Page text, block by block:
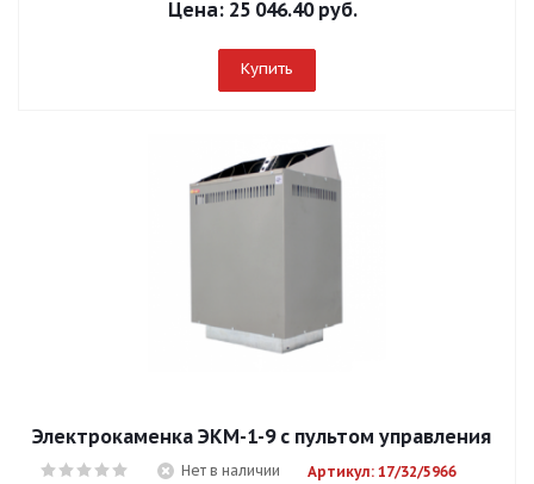
Цена: 25 046.40 руб.
Купить
Электрокаменка ЭКМ-1-9 с пультом управления
Нет в наличии Артикул: 17/32/5966